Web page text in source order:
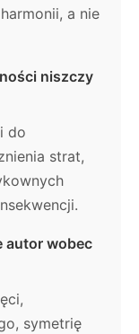
a nie
niszczy
do
strat,
autor wobec
symetrię